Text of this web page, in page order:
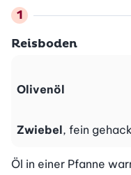
Reisboden
Olivenöl
Zwiebel, fein
Öl in einer Pfanne